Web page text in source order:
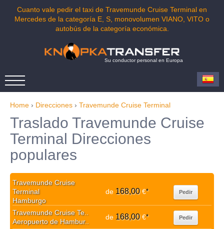
Cuanto vale pedir el taxi de Travemunde Cruise Terminal en
Mercedes de la categoría E, S, monovolumen VIANO, VITO o
autobús de la categoría económica.
Su conductor personal en Europa
Home › Direcciones › Travemunde Cruise Terminal
Traslado Travemunde Cruise
Terminal Direcciones
populares
Travemunde Cruise
Terminal
Hamburgo
de 168,00€* Pedir
Travemunde Cruise Te..
Aeropuerto de Hambur..
de 168,00€* Pedir